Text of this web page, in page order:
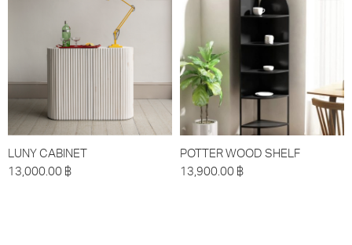
LUNY CABINET
13,000.00 ฿
POTTER WOOD SHELF
13,900.00 ฿